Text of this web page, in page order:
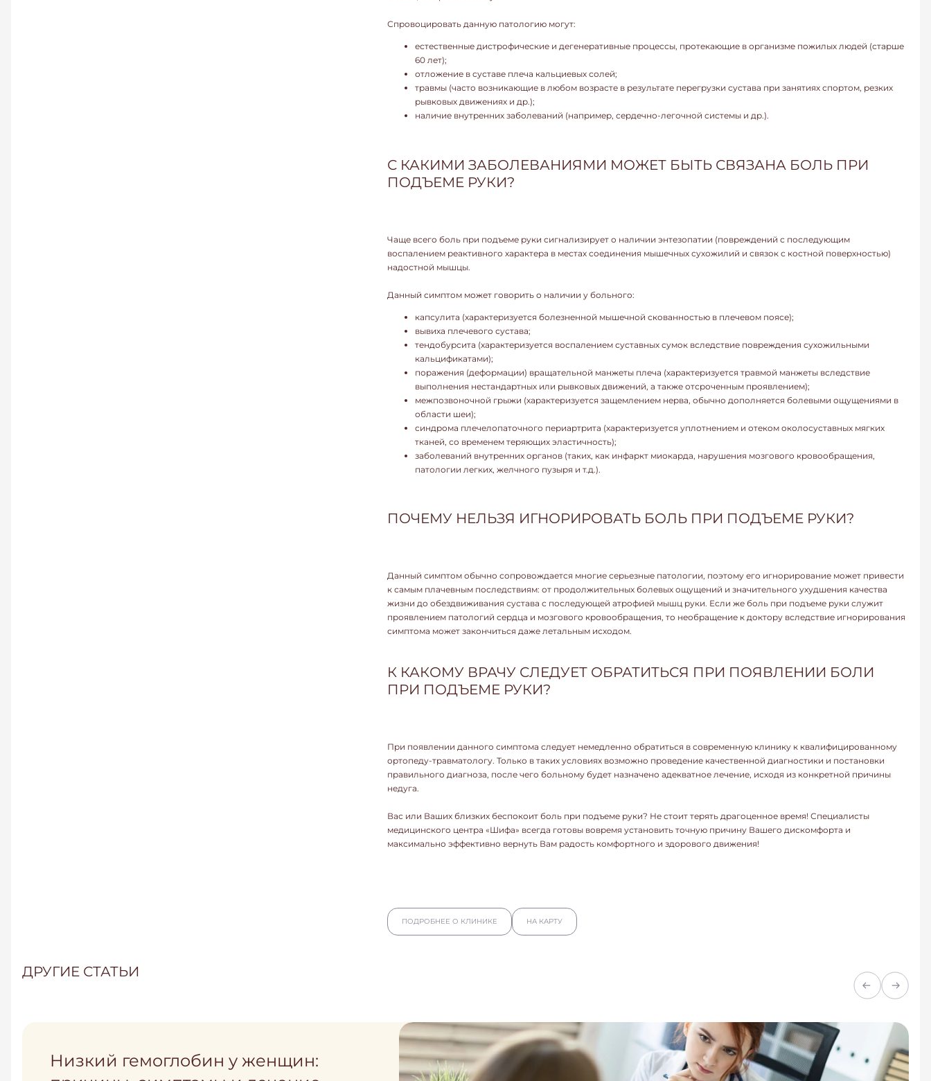
Спровоцировать данную патологию могут:
естественные дистрофические и дегенеративные процессы, протекающие в организме пожилых людей (старше
60 лет);
отложение в суставе плеча кальциевых солей;
травмы (часто возникающие в любом возрасте в результате перегрузки сустава при занятиях спортом, резких
рывковых движениях и др.);
наличие внутренних заболеваний (например, сердечно-легочной системы и др.).
С КАКИМИ ЗАБОЛЕВАНИЯМИ МОЖЕТ БЫТЬ СВЯЗАНА БОЛЬ ПРИ
ПОДЪЕМЕ РУКИ?
Чаще всего боль при подъеме руки сигнализирует о наличии энтезопатии (повреждений с последующим
воспалением реактивного характера в местах соединения мышечных сухожилий и связок с костной поверхностью)
надостной мышцы.
Данный симптом может говорить о наличии у больного:
капсулита (характеризуется болезненной мышечной скованностью в плечевом поясе);
вывиха плечевого сустава;
тендобурсита (характеризуется воспалением суставных сумок вследствие повреждения сухожильными
кальцификатами);
поражения (деформации) вращательной манжеты плеча (характеризуется травмой манжеты вследствие
выполнения нестандартных или рывковых движений, а также отсроченным проявлением);
межпозвоночной грыжи (характеризуется защемлением нерва, обычно дополняется болевыми ощущениями в
области шеи);
синдрома плечелопаточного периартрита (характеризуется уплотнением и отеком околосуставных мягких
тканей, со временем теряющих эластичность);
заболеваний внутренних органов (таких, как инфаркт миокарда, нарушения мозгового кровообращения,
патологии легких, желчного пузыря и т.д.).
ПОЧЕМУ НЕЛЬЗЯ ИГНОРИРОВАТЬ БОЛЬ ПРИ ПОДЪЕМЕ РУКИ?
Данный симптом обычно сопровождается многие серьезные патологии, поэтому его игнорирование может привести
к самым плачевным последствиям: от продолжительных болевых ощущений и значительного ухудшения качества
жизни до обездвиживания сустава с последующей атрофией мышц руки. Если же боль при подъеме руки служит
проявлением патологий сердца и мозгового кровообращения, то необращение к доктору вследствие игнорирования
симптома может закончиться даже летальным исходом.
К КАКОМУ ВРАЧУ СЛЕДУЕТ ОБРАТИТЬСЯ ПРИ ПОЯВЛЕНИИ БОЛИ
ПРИ ПОДЪЕМЕ РУКИ?
При появлении данного симптома следует немедленно обратиться в современную клинику к квалифицированному
ортопеду-травматологу. Только в таких условиях возможно проведение качественной диагностики и постановки
правильного диагноза, после чего больному будет назначено адекватное лечение, исходя из конкретной причины
недуга.
Вас или Ваших близких беспокоит боль при подъеме руки? Не стоит терять драгоценное время! Специалисты
медицинского центра «Шифа» всегда готовы вовремя установить точную причину Вашего дискомфорта и
максимально эффективно вернуть Вам радость комфортного и здорового движения!
ПОДРОБНЕЕ О КЛИНИКЕ НА КАРТУ
ДРУГИЕ СТАТЬИ
Боль в шейном отделе отдает в
Низкий гемоглобин у женщин: